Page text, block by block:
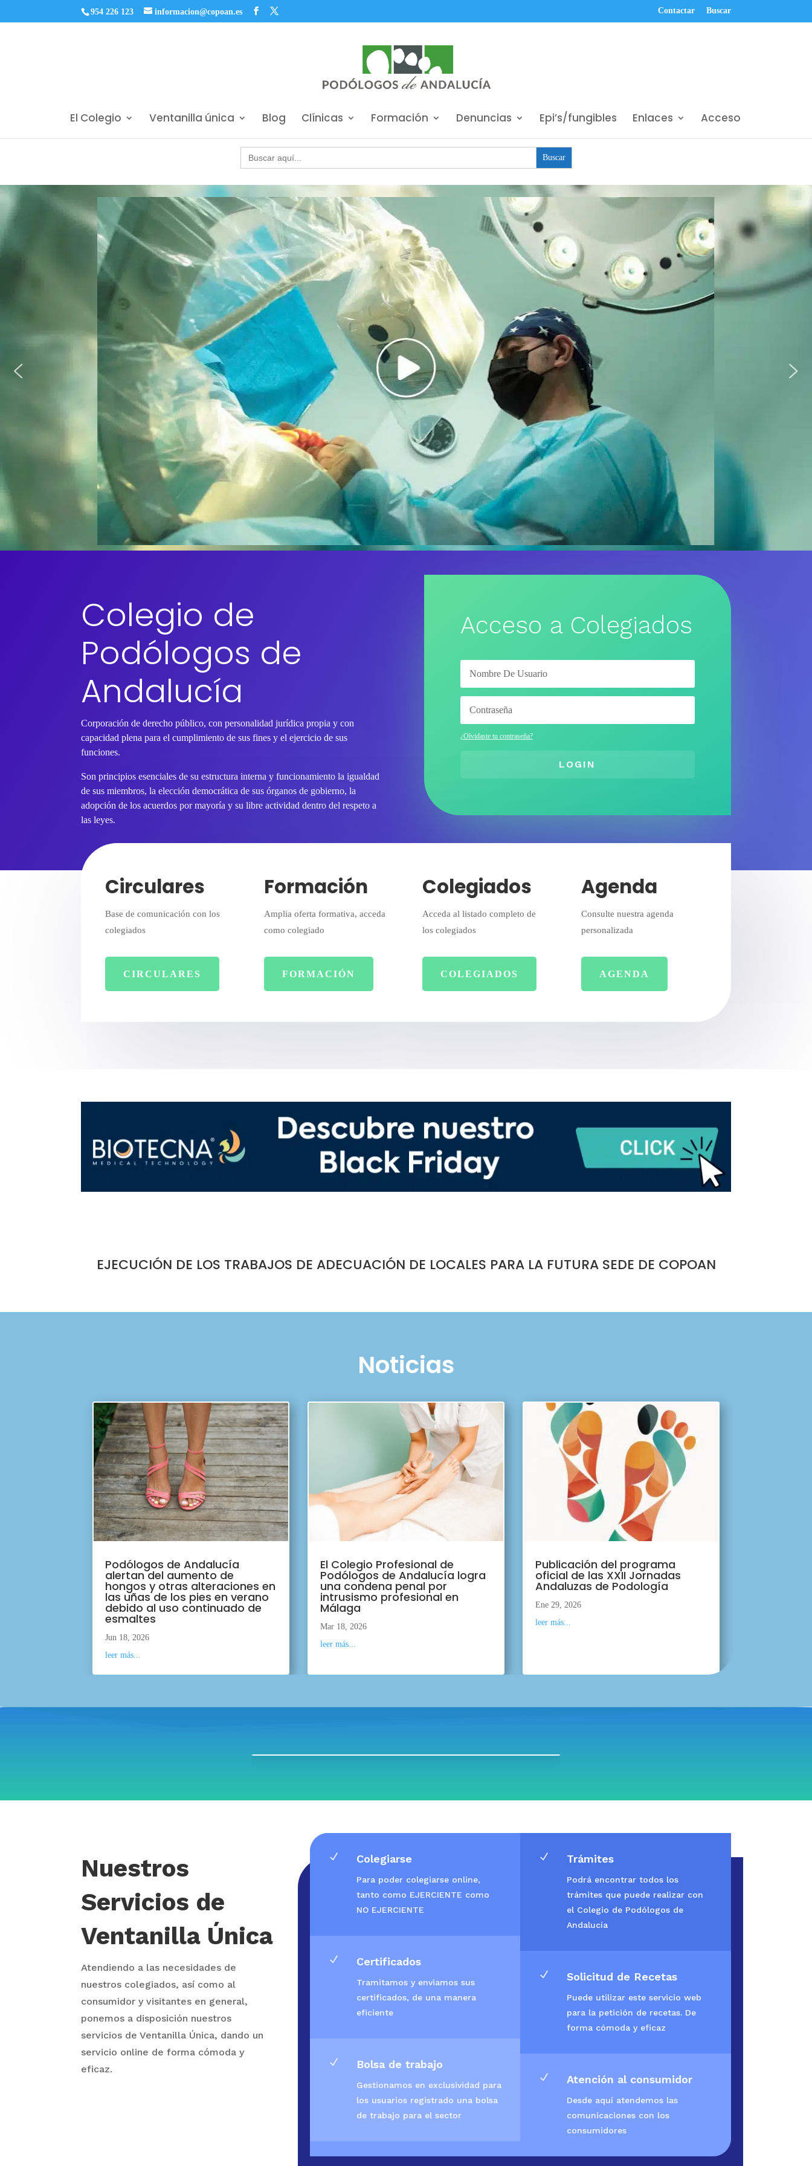
954 226 123 informacion@copoan.es Contactar Buscar
El Colegio Ventanilla única Blog Clínicas Formación Denuncias Epi’s/fungibles Enlaces Acceso
Buscar:
Colegio de
Podólogos de
Andalucía
Corporación de derecho público, con personalidad jurídica propia y con
capacidad plena para el cumplimiento de sus fines y el ejercicio de sus
funciones.
Son principios esenciales de su estructura interna y funcionamiento la igualdad
de sus miembros, la elección democrática de sus órganos de gobierno, la
adopción de los acuerdos por mayoría y su libre actividad dentro del respeto a
las leyes.
Acceso a Colegiados
¿Olvidaste tu contraseña?
LOGIN
Circulares
Base de comunicación con los
colegiados
CIRCULARES
Formación
Amplia oferta formativa, acceda
como colegiado
FORMACIÓN
Colegiados
Acceda al listado completo de
los colegiados
COLEGIADOS
Agenda
Consulte nuestra agenda
personalizada
AGENDA
EJECUCIÓN DE LOS TRABAJOS DE ADECUACIÓN DE LOCALES PARA LA FUTURA SEDE DE COPOAN
Noticias
Podólogos de Andalucía
alertan del aumento de
hongos y otras alteraciones en
las uñas de los pies en verano
debido al uso continuado de
esmaltes
Jun 18, 2026
leer más...
El Colegio Profesional de
Podólogos de Andalucía logra
una condena penal por
intrusismo profesional en
Málaga
Mar 18, 2026
leer más...
Publicación del programa
oficial de las XXII Jornadas
Andaluzas de Podología
Ene 29, 2026
leer más...
Nuestros
Servicios de
Ventanilla Única
Atendiendo a las necesidades de
nuestros colegiados, así como al
consumidor y visitantes en general,
ponemos a disposición nuestros
servicios de Ventanilla Única, dando un
servicio online de forma cómoda y
eficaz.
N Colegiarse
Para poder colegiarse online,
tanto como EJERCIENTE como
NO EJERCIENTE
N Certificados
Tramitamos y enviamos sus
certificados, de una manera
eficiente
N Bolsa de trabajo
Gestionamos en exclusividad para
los usuarios registrado una bolsa
de trabajo para el sector
N Trámites
Podrá encontrar todos los
trámites que puede realizar con
el Colegio de Podólogos de
Andalucía
N Solicitud de Recetas
Puede utilizar este servicio web
para la petición de recetas. De
forma cómoda y eficaz
N Atención al consumidor
Desde aquí atendemos las
comunicaciones con los
consumidores